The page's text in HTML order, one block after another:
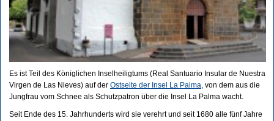
Es ist Teil des Königlichen Inselheiligtums (Real Santuario Insular de Nuestra
Virgen de Las Nieves) auf der Ostseite der Insel La Palma, von dem aus die
Jungfrau vom Schnee als Schutzpatron über die Insel La Palma wacht.
Seit Ende des 15. Jahrhunderts wird sie verehrt und seit 1680 alle fünf Jahre